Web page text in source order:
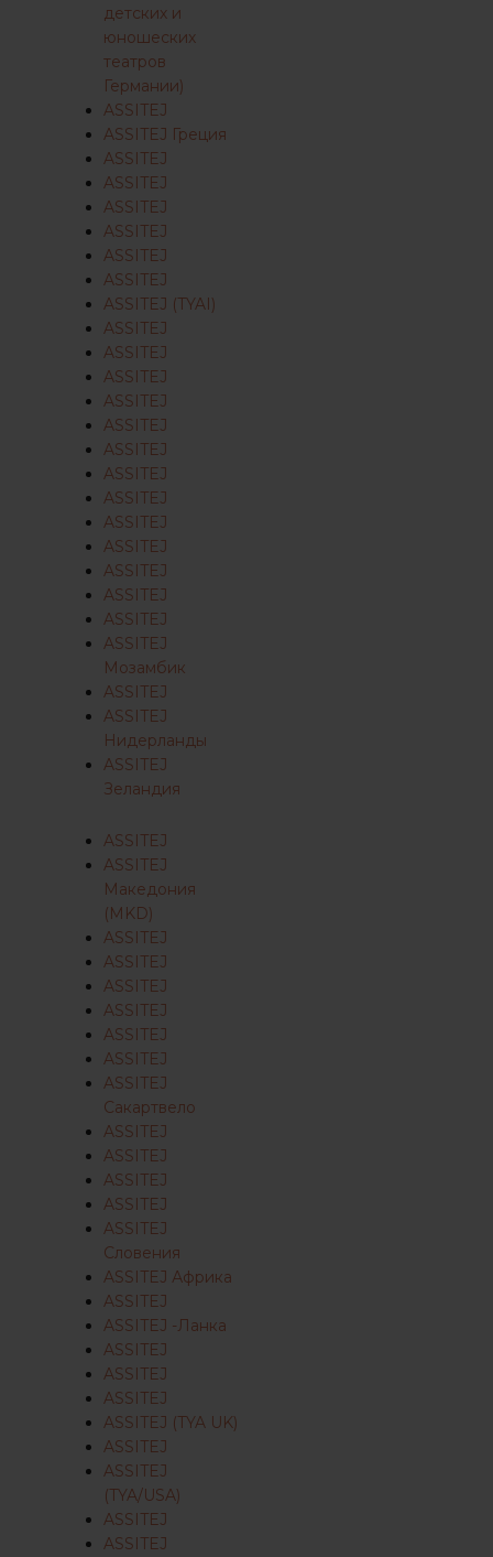
детских и
юношеских
театров
Германии)
ASSITEJ
ASSITEJ Греция
ASSITEJ
ASSITEJ
ASSITEJ
ASSITEJ
ASSITEJ
ASSITEJ
ASSITEJ (TYAI)
ASSITEJ
ASSITEJ
ASSITEJ
ASSITEJ
ASSITEJ
ASSITEJ
ASSITEJ
ASSITEJ
ASSITEJ
ASSITEJ
ASSITEJ
ASSITEJ
ASSITEJ
ASSITEJ
Мозамбик
ASSITEJ
ASSITEJ
Нидерланды
ASSITEJ
Зеландия
ASSITEJ
ASSITEJ
Македония
(MKD)
ASSITEJ
ASSITEJ
ASSITEJ
ASSITEJ
ASSITEJ
ASSITEJ
ASSITEJ
Сакартвело
ASSITEJ
ASSITEJ
ASSITEJ
ASSITEJ
ASSITEJ
Словения
ASSITEJ Африка
ASSITEJ
ASSITEJ -Ланка
ASSITEJ
ASSITEJ
ASSITEJ
ASSITEJ (TYA UK)
ASSITEJ
ASSITEJ
(TYA/USA)
ASSITEJ
ASSITEJ